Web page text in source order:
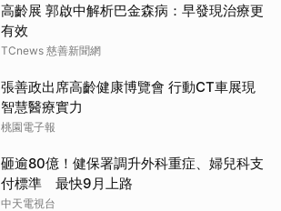
高齡展 郭啟中解析巴金森病：早發現治療更
有效
TCnews 慈善新聞網
張善政出席高齡健康博覽會 行動CT車展現
智慧醫療實力
桃園電子報
砸逾80億！健保署調升外科重症、婦兒科支
付標準 最快9月上路
中天電視台